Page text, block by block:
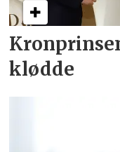
klødde